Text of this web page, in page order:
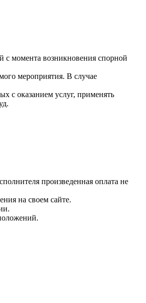
с момента возникновения спорной
мероприятия. В случае
с оказанием услуг, применять
произведенная оплата не
на своем сайте.